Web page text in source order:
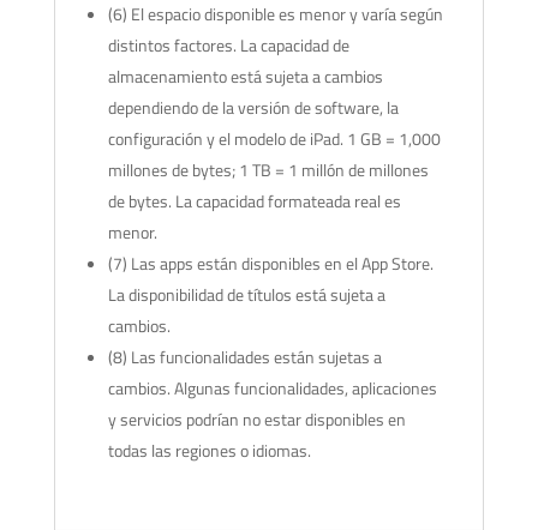
(6) El espacio disponible es menor y varía según
distintos factores. La capacidad de
almacenamiento está sujeta a cambios
dependiendo de la versión de software, la
configuración y el modelo de iPad. 1 GB = 1,000
millones de bytes; 1 TB = 1 millón de millones
de bytes. La capacidad formateada real es
menor.
(7) Las apps están disponibles en el App Store.
La disponibilidad de títulos está sujeta a
cambios.
(8) Las funcionalidades están sujetas a
cambios. Algunas funcionalidades, aplicaciones
y servicios podrían no estar disponibles en
todas las regiones o idiomas.